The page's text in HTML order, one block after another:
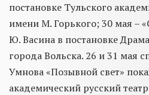
постановке Тульского
имени М. Горького; 30 мая –
Ю. Васина в постановке
города Вольска. 26 и 31 мая
Умнова «Позывной свет»
академический русский